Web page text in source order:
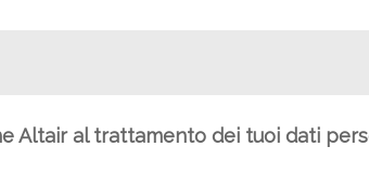
Altair al trattamento dei tuoi dati